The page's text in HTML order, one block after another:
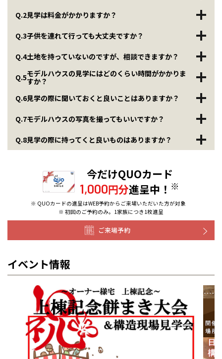
Q.2見学は料金がかかりますか？
Q.3子供を連れて行っても大丈夫ですか？
Q.4土地を持っていないのですが、相談できますか？
Q.5モデルハウスの見学にはどのくらい時間がかかりま
すか？
Q.6見学の際に聞いておくと良いことはありますか？
Q.7モデルハウスの写真を撮ってもいいですか？
Q.8見学の際に持ってくと良いものはありますか？
今だけQUOカード
1,000円分進呈中！ ※
※ QUOカードの進呈はWEB予約からご来場いただいた方が対象
※ 初回のご予約のみ。1家族につき1枚進呈
ご来場予約
イベント情報